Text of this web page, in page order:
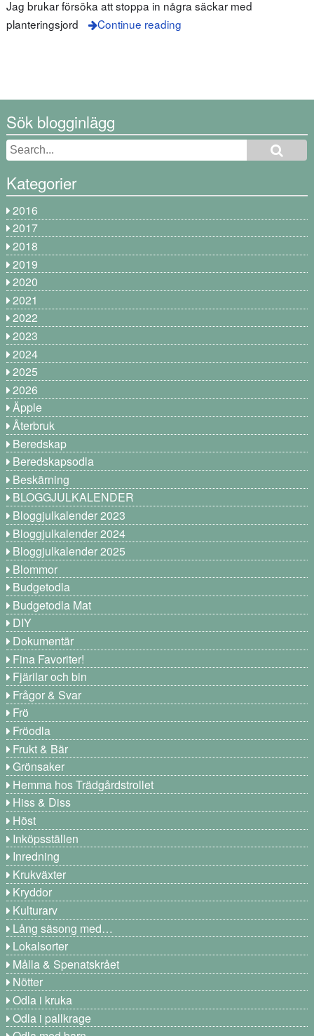
Jag brukar försöka att stoppa in några säckar med
planteringsjord
Continue reading
Sök blogginlägg
Kategorier
2016
2017
2018
2019
2020
2021
2022
2023
2024
2025
2026
Äpple
Återbruk
Beredskap
Beredskapsodla
Beskärning
BLOGGJULKALENDER
Bloggjulkalender 2023
Bloggjulkalender 2024
Bloggjulkalender 2025
Blommor
Budgetodla
Budgetodla Mat
DIY
Dokumentär
Fina Favoriter!
Fjärilar och bin
Frågor & Svar
Frö
Fröodla
Frukt & Bär
Grönsaker
Hemma hos Trädgårdstrollet
Hiss & Diss
Höst
Inköpsställen
Inredning
Krukväxter
Kryddor
Kulturarv
Lång säsong med…
Lokalsorter
Målla & Spenatskrået
Nötter
Odla i kruka
Odla i pallkrage